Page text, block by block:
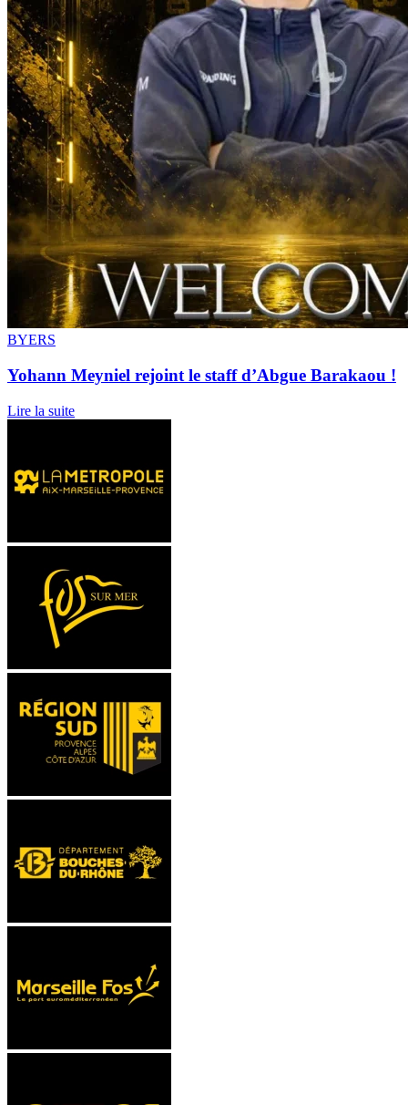
BYERS
Yohann Meyniel rejoint le staff d’Abgue Barakaou !
Lire la suite